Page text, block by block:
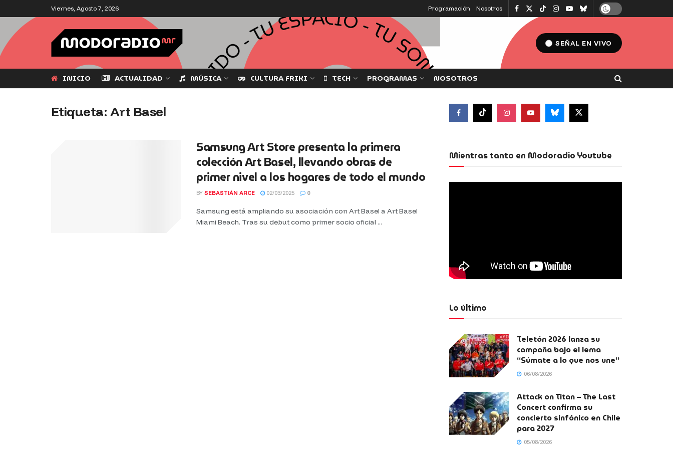
Viernes, Agosto 7, 2026 Programación Nosotros
SEÑAL EN VIVO
INICIO ACTUALIDAD MÚSICA CULTURA FRIKI TECH PROGRAMAS NOSOTROS
Etiqueta: Art Basel
Samsung Art Store presenta la primera
colección Art Basel, llevando obras de
primer nivel a los hogares de todo el mundo
BY SEBASTIÁN ARCE 02/03/2025 0
Samsung está ampliando su asociación con Art Basel a Art Basel
Miami Beach. Tras su debut como primer socio oficial ...
Mientras tanto en Modoradio Youtube
Lo último
Teletón 2026 lanza su
campaña bajo el lema
“Súmate a lo que nos une”
06/08/2026
Attack on Titan – The Last
Concert confirma su
concierto sinfónico en Chile
para 2027
05/08/2026